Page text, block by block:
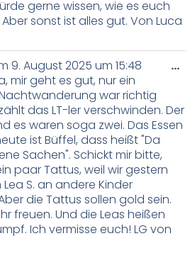
gerne wissen, wie es euch
sonst ist alles gut. Von Luca
9. August 2025 um 15:48
mir geht es gut, nur ein
war richtig
das LT-ler verschwinden. Der
es waren soga zwei. Das Essen
ist Büffel, dass heißt "Da
Sachen". Schickt mir bitte,
paar Tattus, weil wir gestern
S. an andere Kinder
die Tattus sollen gold sein.
freuen. Und die Leas heißen
Ich vermisse euch! LG von
…